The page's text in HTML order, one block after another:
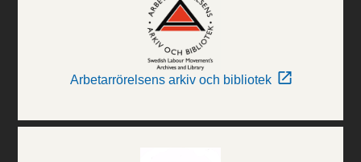
Arbetarrörelsens arkiv och bibliotek